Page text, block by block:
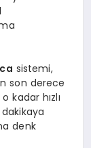
sistemi,
son derece
kadar hızlı
denk